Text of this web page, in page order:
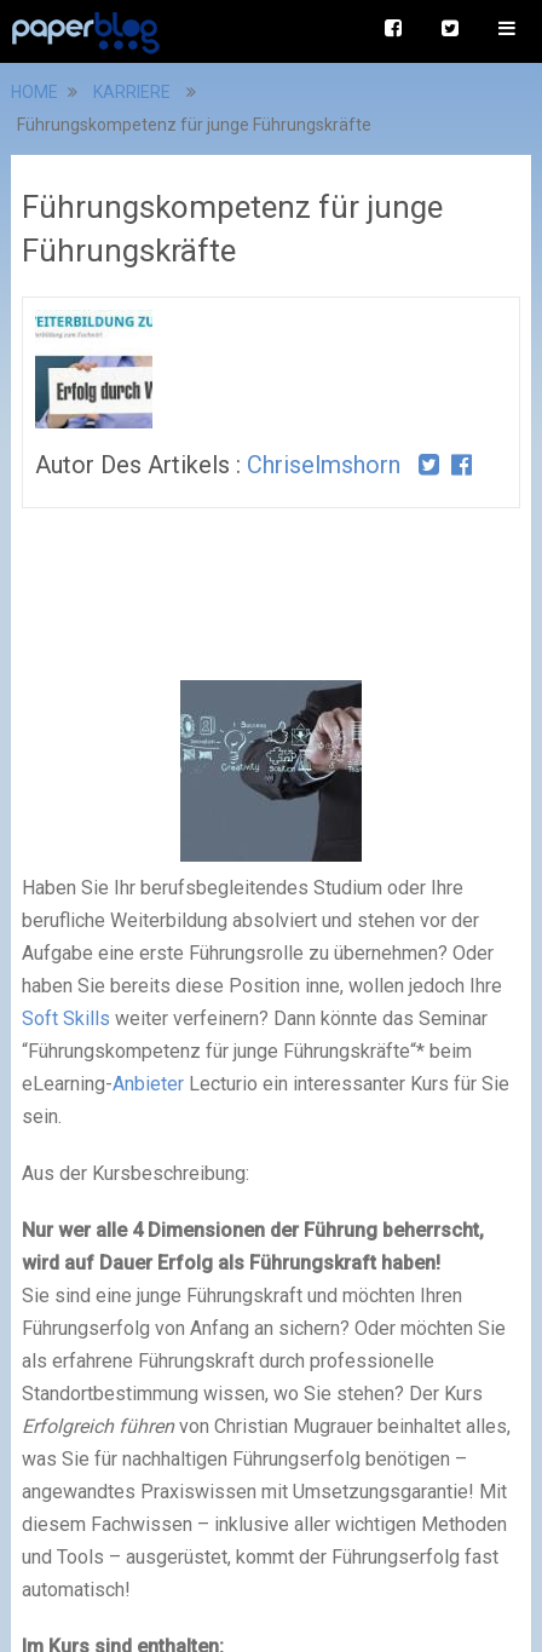
HOME
KARRIERE
Führungskompetenz für junge Führungskräfte
Führungskompetenz für junge
Führungskräfte
Autor Des Artikels : Chriselmshorn
Haben Sie Ihr berufsbegleitendes Studium oder Ihre
berufliche Weiterbildung absolviert und stehen vor der
Aufgabe eine erste Führungsrolle zu übernehmen? Oder
haben Sie bereits diese Position inne, wollen jedoch Ihre
Soft Skills weiter verfeinern? Dann könnte das Seminar
“Führungskompetenz für junge Führungskräfte“* beim
eLearning-AnbieterLecturio ein interessanter Kurs für Sie
sein.
Aus der Kursbeschreibung:
Nur wer alle 4 Dimensionen der Führung beherrscht,
wird auf Dauer Erfolg als Führungskraft haben!
Sie sind eine junge Führungskraft und möchten Ihren
Führungserfolg von Anfang an sichern? Oder möchten Sie
als erfahrene Führungskraft durch professionelle
Standortbestimmung wissen, wo Sie stehen? Der Kurs
Erfolgreich führenvon Christian Mugrauer beinhaltet alles,
was Sie für nachhaltigen Führungserfolg benötigen –
angewandtes Praxiswissen mit Umsetzungsgarantie! Mit
diesem Fachwissen – inklusive aller wichtigen Methoden
und Tools – ausgerüstet, kommt der Führungserfolg fast
automatisch!
Im Kurs sind enthalten: